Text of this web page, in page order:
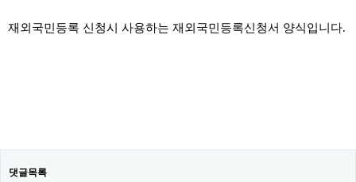
재외국민등록 신청시 사용하는 재외국민등록신청서 양식입니다.
댓글목록